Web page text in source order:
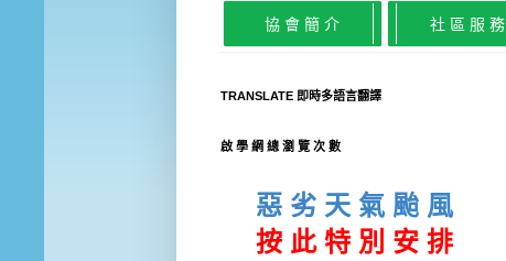
協 會 簡 介 社 區 服 務
TRANSLATE 即時多語言翻譯
啟 學 網 總 瀏 覽 次 數
惡 劣 天 氣 颱 風
按 此 特 別 安 排